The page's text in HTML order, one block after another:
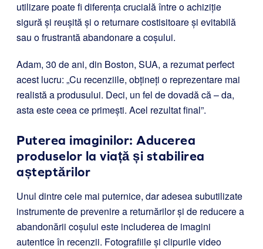
utilizare poate fi diferența crucială între o achiziție
sigură și reușită și o returnare costisitoare și evitabilă
sau o frustrantă abandonare a coșului.
Adam, 30 de ani, din Boston, SUA, a rezumat perfect
acest lucru: „Cu recenziile, obțineți o reprezentare mai
realistă a produsului. Deci, un fel de dovadă că – da,
asta este ceea ce primești. Acel rezultat final”.
Puterea imaginilor: Aducerea
produselor la viață și stabilirea
așteptărilor
Unul dintre cele mai puternice, dar adesea subutilizate
instrumente de prevenire a returnărilor și de reducere a
abandonării coșului este includerea de imagini
autentice în recenzii. Fotografiile și clipurile video